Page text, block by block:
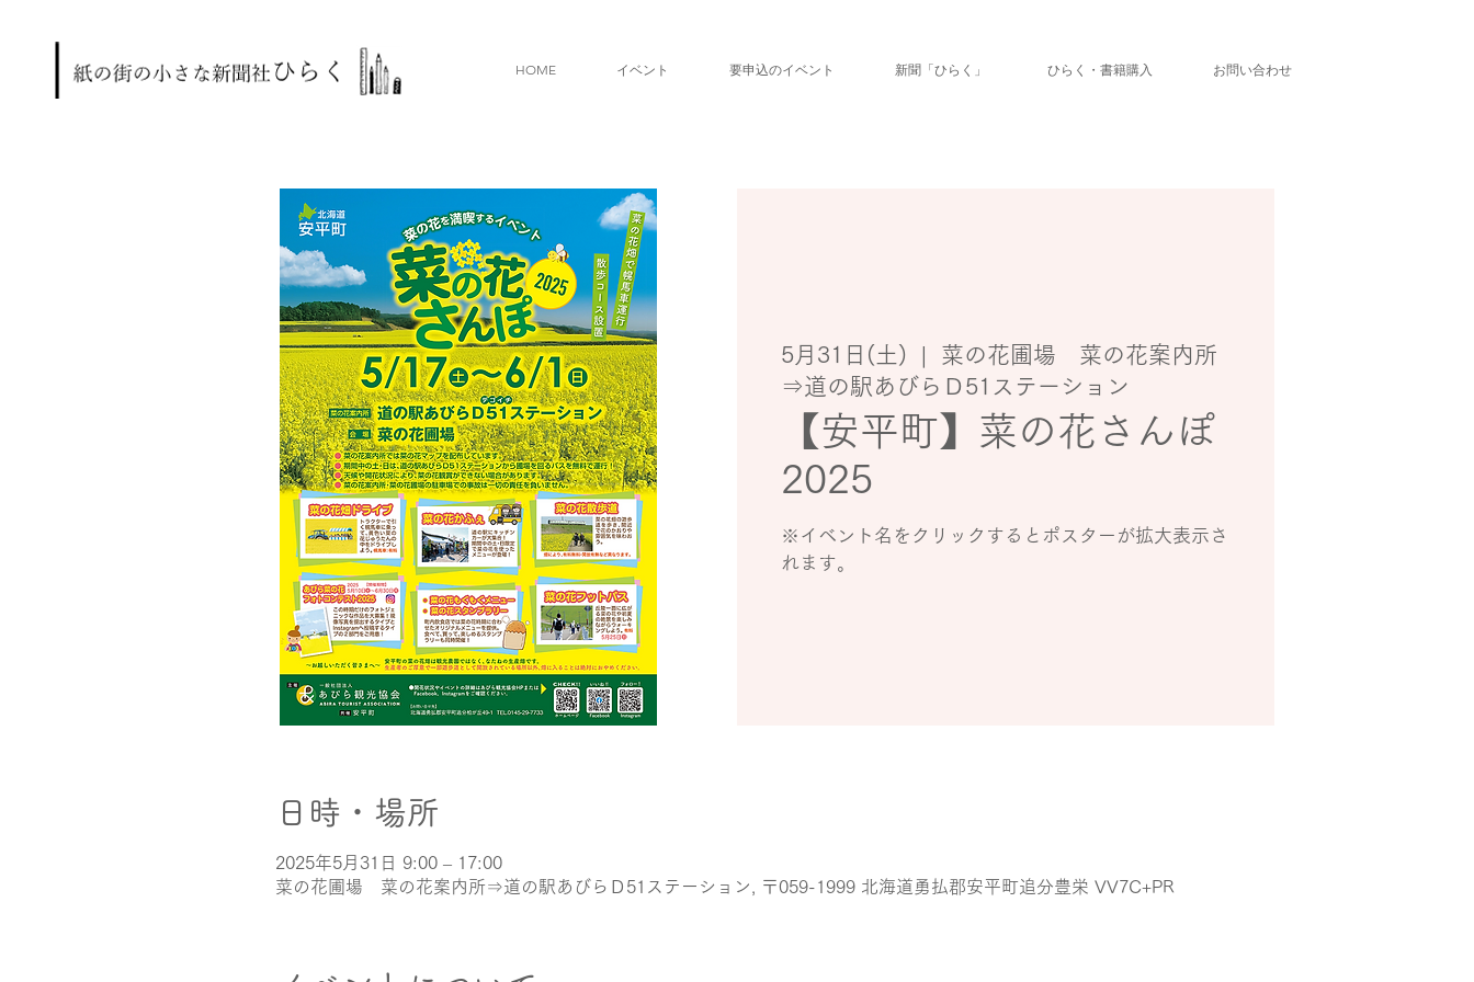
HOME イベント 要申込のイベント 新聞「ひらく」 ひらく・書籍購入 お問い合わせ
5月31日(土)
  |
菜の花圃場 菜の花案内所
⇒道の駅あびらＤ51ステーション
【安平町】菜の花さんぽ
2025
※イベント名をクリックするとポスターが拡大表示さ
れます。
日時・場所
2025年5月31日 9:00 – 17:00
菜の花圃場 菜の花案内所⇒道の駅あびらＤ51ステーション, 〒059-1999 北海道勇払郡安平町追分豊栄 VV7C+PR